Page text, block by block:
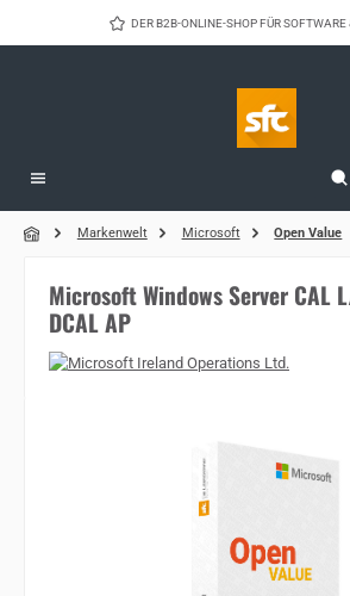
Zum Hauptinhalt springenDER B2B-ONLINE-SHOP FÜR
Markenwelt Microsoft Open Value
Microsoft Windows Server CAL
DCAL AP